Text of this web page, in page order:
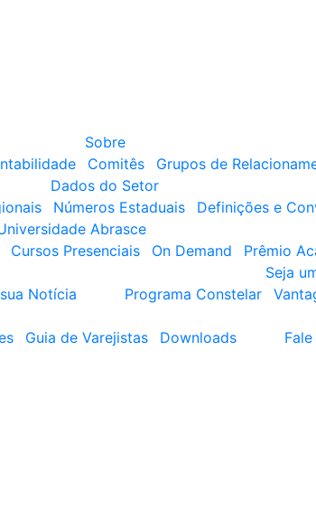
Sobre
Comitês Grupos de
Dados do Setor
Números Estaduais Definições e
Abrasce
Cursos Presenciais On Demand Prêmio
Notícia
Seja
Programa Constelar
Guia de Varejistas Downloads